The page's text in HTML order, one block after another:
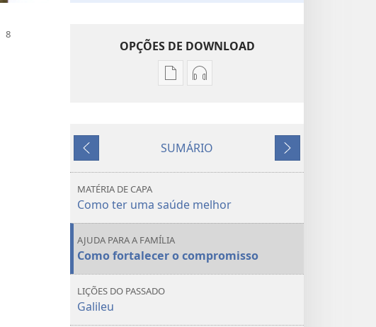
OPÇÕES DE DOWNLOAD
Opções
publicações
sua
—
5
Opções
áudio
sua
5
coisas
Anterior
SUMÁRIO
Próximo
MATÉRIA DE CAPA
Como ter uma saúde melhor
AJUDA PARA A FAMÍLIA
Como fortalecer o compromisso
LIÇÕES DO PASSADO
Galileu